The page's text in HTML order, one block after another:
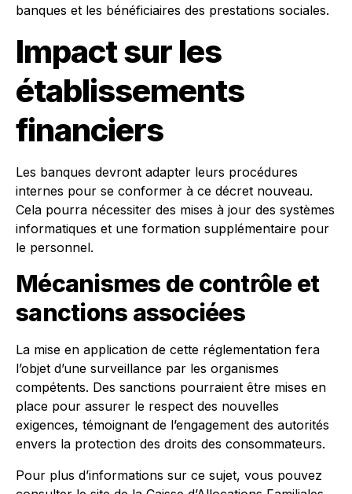
banques et les bénéficiaires des prestations sociales.
Impact sur les
établissements
financiers
Les banques devront adapter leurs procédures
internes pour se conformer à ce décret nouveau.
Cela pourra nécessiter des mises à jour des systèmes
informatiques et une formation supplémentaire pour
le personnel.
Mécanismes de contrôle et
sanctions associées
La mise en application de cette réglementation fera
l’objet d’une surveillance par les organismes
compétents. Des sanctions pourraient être mises en
place pour assurer le respect des nouvelles
exigences, témoignant de l’engagement des autorités
envers la protection des droits des consommateurs.
Pour plus d’informations sur ce sujet, vous pouvez